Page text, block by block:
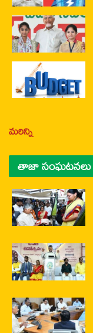
మరిన్ని
తాజా సంఘటనలు